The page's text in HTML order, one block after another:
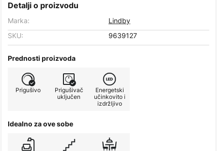
Detalji o proizvodu
Marka:
Lindby
SKU:
9639127
Prednosti proizvoda
Prigušivo
Prigušivač
uključen
Energetski
učinkovito i
izdržljivo
Idealno za ove sobe